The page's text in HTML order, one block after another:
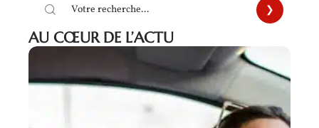
AU CŒUR DE L’ACTU